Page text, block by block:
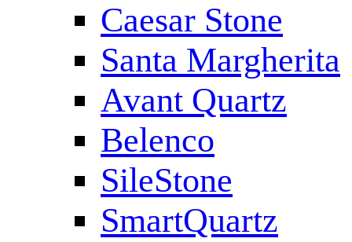
Caesar Stone
Santa Margherita
Avant Quartz
Belenco
SileStone
SmartQuartz